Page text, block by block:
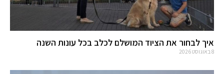
איך לבחור את הציוד המושלם לכלב בכל עונות השנה
8 באוגוסט 2026